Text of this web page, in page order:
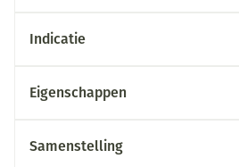
Indicatie
Eigenschappen
Samenstelling